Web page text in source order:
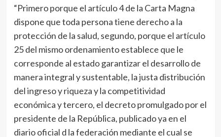
“Primero porque el artículo 4 de la Carta Magna
dispone que toda persona tiene derecho a la
protección de la salud, segundo, porque el artículo
25 del mismo ordenamiento establece que le
corresponde al estado garantizar el desarrollo de
manera integral y sustentable, la justa distribución
del ingreso y riqueza y la competitividad
económica y tercero, el decreto promulgado por el
presidente de la República, publicado ya en el
diario oficial d la federación mediante el cual se